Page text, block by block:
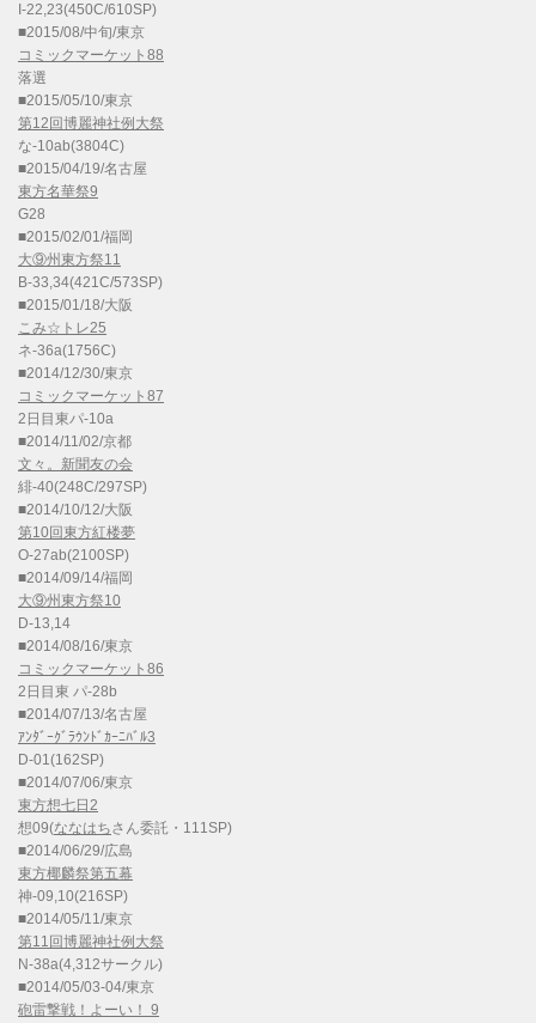
I-22,23(450C/610SP)
■2015/08/中旬/東京
コミックマーケット88
落選
■2015/05/10/東京
第12回博麗神社例大祭
な-10ab(3804C)
■2015/04/19/名古屋
東方名華祭9
G28
■2015/02/01/福岡
大⑨州東方祭11
B-33,34(421C/573SP)
■2015/01/18/大阪
こみ☆トレ25
ネ-36a(1756C)
■2014/12/30/東京
コミックマーケット87
2日目東パ-10a
■2014/11/02/京都
文々。新聞友の会
緋-40(248C/297SP)
■2014/10/12/大阪
第10回東方紅楼夢
O-27ab(2100SP)
■2014/09/14/福岡
大⑨州東方祭10
D-13,14
■2014/08/16/東京
コミックマーケット86
2日目東 パ-28b
■2014/07/13/名古屋
ｱﾝﾀﾞｰｸﾞﾗｳﾝﾄﾞｶｰﾆﾊﾞﾙ3
D-01(162SP)
■2014/07/06/東京
東方想七日2
想09(ななはちさん委託・111SP)
■2014/06/29/広島
東方椰麟祭第五幕
神-09,10(216SP)
■2014/05/11/東京
第11回博麗神社例大祭
N-38a(4,312サークル)
■2014/05/03-04/東京
砲雷撃戦！よーい！ 9